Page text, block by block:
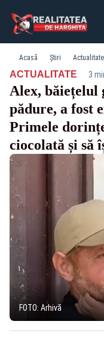
Acasă Știri Actualitate
ACTUALITATE· 3
Alex, băiețelul
pădure, a fost
Primele
ciocolată și să
FOTO: Arhivă